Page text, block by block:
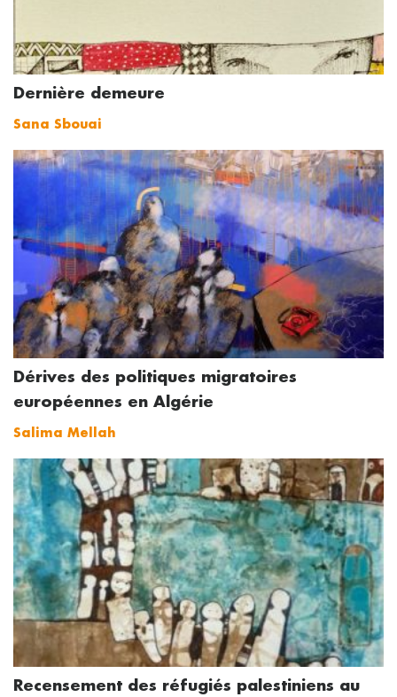
Dernière demeure
Sana Sbouai
Dérives des politiques migratoires
européennes en Algérie
Salima Mellah
Recensement des réfugiés palestiniens au